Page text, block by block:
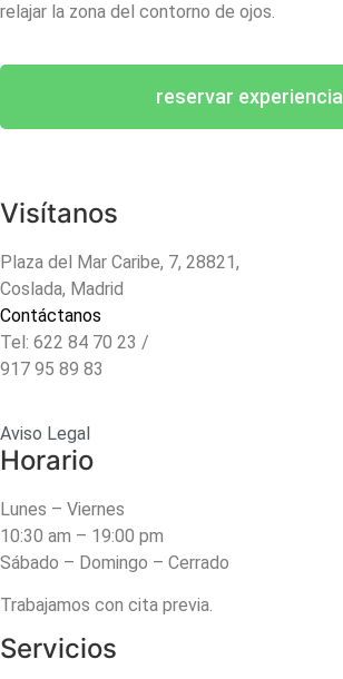
relajar la zona del contorno de ojos.
reservar experiencia
Visítanos
Plaza del Mar Caribe, 7, 28821,
Coslada, Madrid
Contáctanos
Tel: 622 84 70 23 /
917 95 89 83
Aviso Legal
Horario
Lunes – Viernes
10:30 am – 19:00 pm
Sábado – Domingo – Cerrado
Trabajamos con cita previa.
Servicios